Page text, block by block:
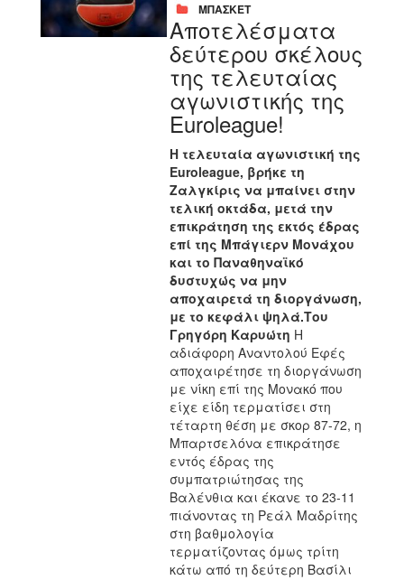
ΜΠΑΣΚΕΤ
Αποτελέσματα
δεύτερου σκέλους
της τελευταίας
αγωνιστικής της
Euroleague!
Η τελευταία αγωνιστική της
Euroleague, βρήκε τη
Ζαλγκίρις να μπαίνει στην
τελική οκτάδα, μετά την
επικράτηση της εκτός έδρας
επί της Μπάγιερν Μονάχου
και το Παναθηναϊκό
δυστυχώς να μην
αποχαιρετά τη διοργάνωση,
με το κεφάλι ψηλά.Του
Γρηγόρη Καρυώτη Η
αδιάφορη Αναντολού Εφές
αποχαιρέτησε τη διοργάνωση
με νίκη επί της Μονακό που
είχε είδη τερματίσει στη
τέταρτη θέση με σκορ 87-72, η
Μπαρτσελόνα επικράτησε
εντός έδρας της
συμπατριώτησας της
Βαλένθια και έκανε το 23-11
πιάνοντας τη Ρεάλ Μαδρίτης
στη βαθμολογία
τερματίζοντας όμως τρίτη
κάτω από τη δεύτερη Βασίλι